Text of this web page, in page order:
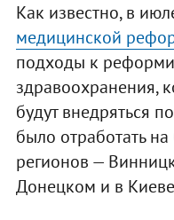
Как известно, в
медицинской
подходы к
здравоохранения,
будут внедряться
было отработать
регионов —
Донецком и в